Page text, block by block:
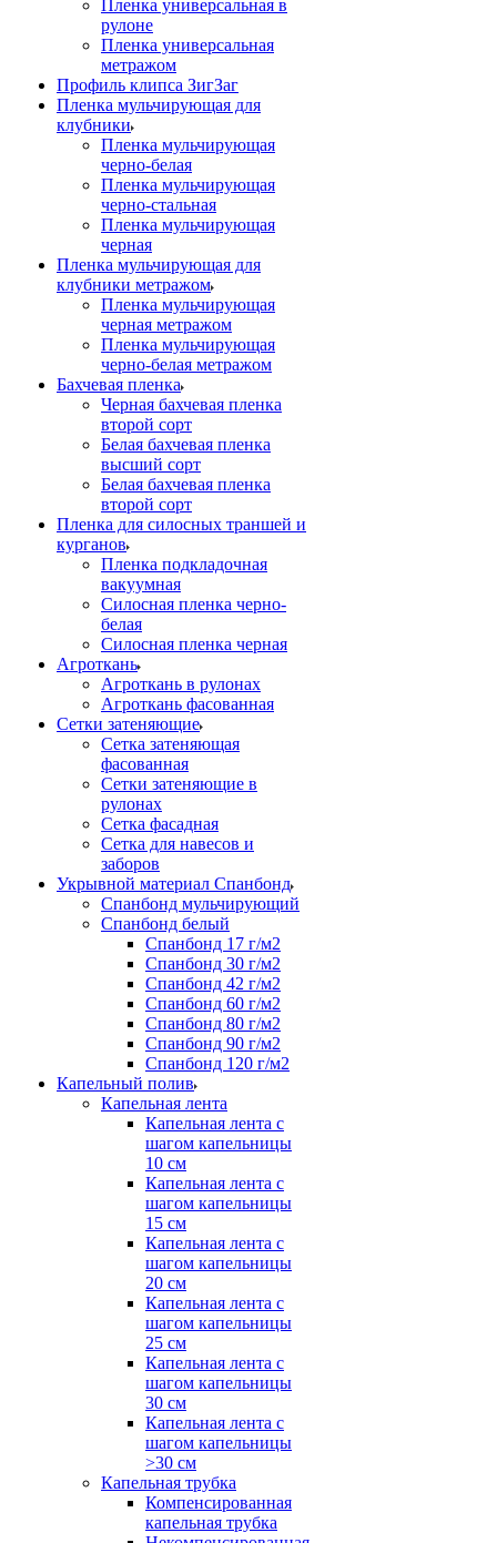
Пленка универсальная в
рулоне
Пленка универсальная
метражом
Профиль клипса ЗигЗаг
Пленка мульчирующая для
клубники
Пленка мульчирующая
черно-белая
Пленка мульчирующая
черно-стальная
Пленка мульчирующая
черная
Пленка мульчирующая для
клубники метражом
Пленка мульчирующая
черная метражом
Пленка мульчирующая
черно-белая метражом
Бахчевая пленка
Черная бахчевая пленка
второй сорт
Белая бахчевая пленка
высший сорт
Белая бахчевая пленка
второй сорт
Пленка для силосных траншей и
курганов
Пленка подкладочная
вакуумная
Силосная пленка черно-
белая
Силосная пленка черная
Агроткань
Агроткань в рулонах
Агроткань фасованная
Сетки затеняющие
Сетка затеняющая
фасованная
Сетки затеняющие в
рулонах
Сетка фасадная
Сетка для навесов и
заборов
Укрывной материал Спанбонд
Спанбонд мульчирующий
Спанбонд белый
Спанбонд 17 г/м2
Спанбонд 30 г/м2
Спанбонд 42 г/м2
Спанбонд 60 г/м2
Спанбонд 80 г/м2
Спанбонд 90 г/м2
Спанбонд 120 г/м2
Капельный полив
Капельная лента
Капельная лента с
шагом капельницы
10 см
Капельная лента с
шагом капельницы
15 см
Капельная лента с
шагом капельницы
20 см
Капельная лента с
шагом капельницы
25 см
Капельная лента с
шагом капельницы
30 см
Капельная лента с
шагом капельницы
>30 см
Капельная трубка
Компенсированная
капельная трубка